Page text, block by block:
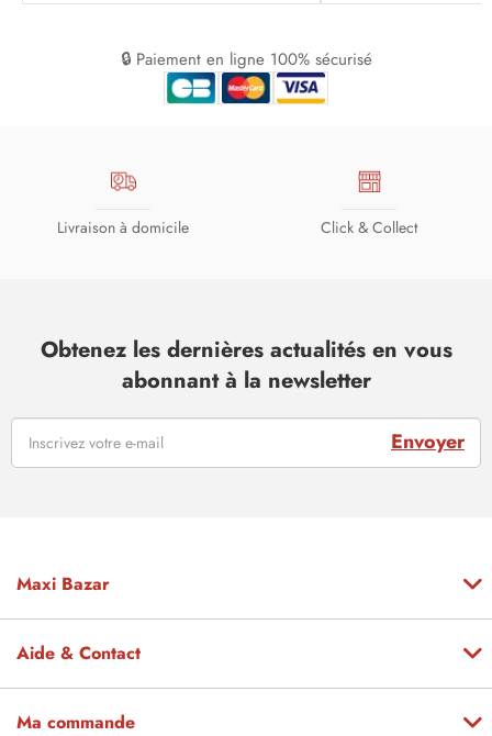
🔒 Paiement en ligne 100% sécurisé
Livraison à domicile Click & Collect
Obtenez les dernières actualités en vous
abonnant à la newsletter
Envoyer
Maxi Bazar
Aide & Contact
Ma commande